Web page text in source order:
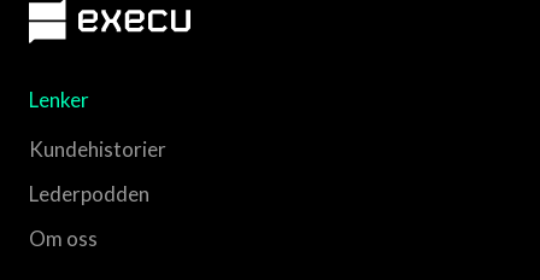
Lenker
Kundehistorier
Lederpodden
Om oss